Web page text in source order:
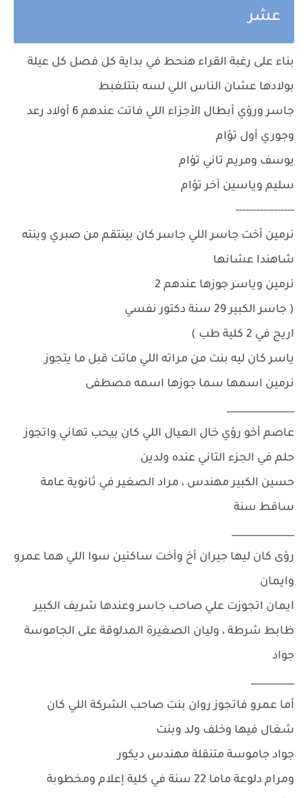
عشر
بناء على رغبة القراء هنحط في بداية كل فصل كل عيلة
بولادها عشان الناس اللي لسه بتتلغبط
جاسر ورؤي أبطال الأجزاء اللي فاتت عندهم 6 أولاد رعد
وجوري أول تؤام
يوسف ومريم تاني تؤام
سليم وياسين آخر تؤام
-----------------
نرمين أخت جاسر اللي جاسر كان بينتقم من صبري وبنته
شاهندا عشانها
نرمين وياسر جوزها عندهم 2
( جاسر الكبير 29 سنة دكتور نفسي
اريج في 2 كلية طب )
ياسر كان ليه بنت من مراته اللي ماتت قبل ما يتجوز
نرمين اسمها سما جوزها اسمه مصطفى
______________
عاصم أخو رؤي خال العيال اللي كان بيحب تهاني واتجوز
حلم في الجزء التاني عنده ولدين
حسين الكبير مهندس ، مراد الصغير في ثانوية عامة
ساقط سنة
_____________
رؤى كان ليها جيران أخ وأخت ساكنين سوا اللي هما عمرو
وايمان
ايمان اتجوزت علي صاحب جاسر وعندها شريف الكبير
ظابط شرطة ، وليان الصغيرة المدلوقة على الجاموسة
جواد
_________
أما عمرو فاتجوز روان بنت صاحب الشركة اللي كان
شغال فيها وخلف ولد وبنت
جواد جاموسة متنقلة مهندس ديكور
ومرام دلوعة ماما 22 سنة في كلية إعلام ومخطوبة